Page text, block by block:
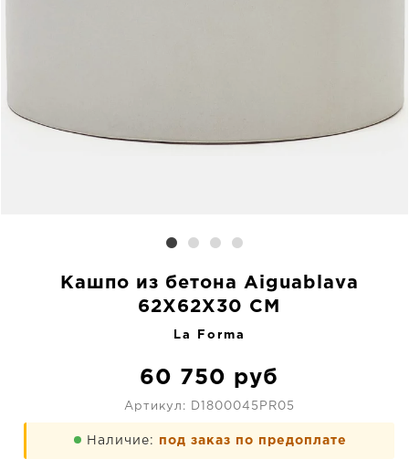
Кашпо из бетона Aiguablava
62X62X30 CM
La Forma
60 750 руб
Артикул: D1800045PR05
Наличие: под заказ по предоплате